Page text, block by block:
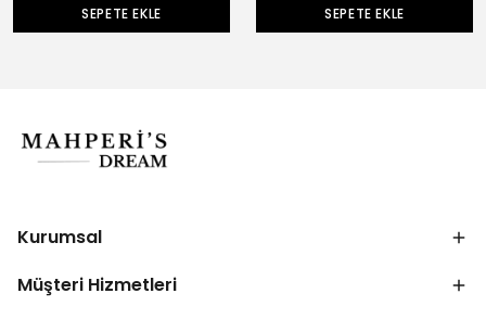
SEPETE EKLE SEPETE EKLE
Kurumsal
Müşteri Hizmetleri